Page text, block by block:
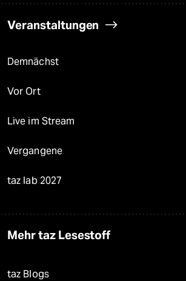
Veranstaltungen
Demnächst
Vor Ort
Live im Stream
Vergangene
taz lab 2027
Mehr taz Lesestoff
taz Blogs